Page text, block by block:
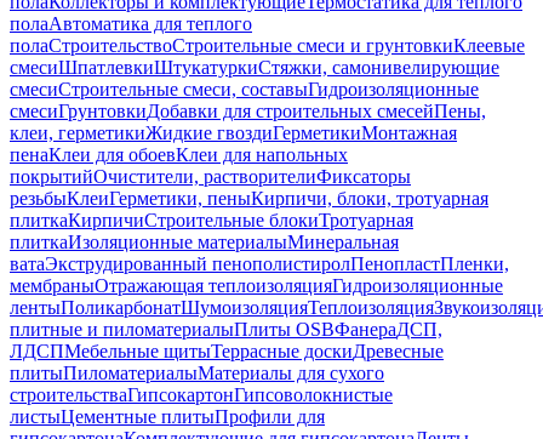
полаАвтоматика для теплого
полаСтроительствоСтроительные смеси и грунтовкиКлеевые
смесиШпатлевкиШтукатуркиСтяжки, самонивелирующие
смесиСтроительные смеси, составыГидроизоляционные
смесиГрунтовкиДобавки для строительных смесейПены,
клеи, герметикиЖидкие гвоздиГерметикиМонтажная
пенаКлеи для обоевКлеи для напольных
покрытийОчистители, растворителиФиксаторы
резьбыКлеиГерметики, пеныКирпичи, блоки, тротуарная
плиткаКирпичиСтроительные блокиТротуарная
плиткаИзоляционные материалыМинеральная
ватаЭкструдированный пенополистиролПенопластПленки,
мембраныОтражающая теплоизоляцияГидроизоляционные
лентыПоликарбонатШумоизоляцияТеплоизоляция
плитные и пиломатериалыПлиты OSBФанераДСП,
ЛДСПМебельные щитыТеррасные доскиДревесные
плитыПиломатериалыМатериалы для сухого
строительстваГипсокартонГипсоволокнистые
листыЦементные плитыПрофили для